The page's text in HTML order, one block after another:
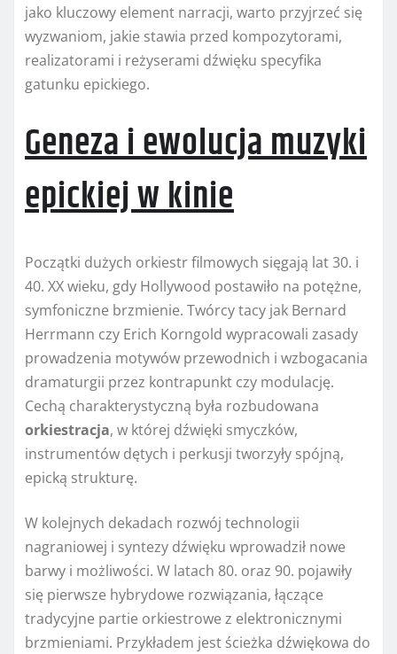
jako kluczowy element narracji, warto przyjrzeć się
wyzwaniom, jakie stawia przed kompozytorami,
realizatorami i reżyserami dźwięku specyfika
gatunku epickiego.
Geneza i ewolucja muzyki
epickiej w kinie
Początki dużych orkiestr filmowych sięgają lat 30. i
40. XX wieku, gdy Hollywood postawiło na potężne,
symfoniczne brzmienie. Twórcy tacy jak Bernard
Herrmann czy Erich Korngold wypracowali zasady
prowadzenia motywów przewodnich i wzbogacania
dramaturgii przez kontrapunkt czy modulację.
Cechą charakterystyczną była rozbudowana
orkiestracja, w której dźwięki smyczków,
instrumentów dętych i perkusji tworzyły spójną,
epicką strukturę.
W kolejnych dekadach rozwój technologii
nagraniowej i syntezy dźwięku wprowadził nowe
barwy i możliwości. W latach 80. oraz 90. pojawiły
się pierwsze hybrydowe rozwiązania, łączące
tradycyjne partie orkiestrowe z elektronicznymi
brzmieniami. Przykładem jest ścieżka dźwiękowa do